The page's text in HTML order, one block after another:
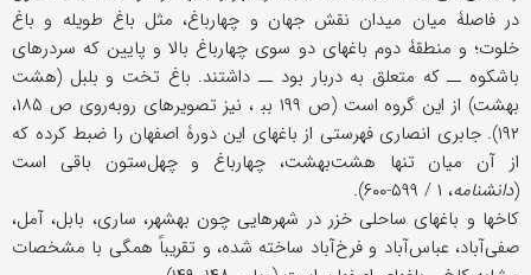
در فاصلۀ میان میدان نقش جهان و چهارباغ، مثل باغ طویله و باغ
خلوت؛ و منطقۀ دوم باغهای دو سوی چهارباغ بالا و پایین که سردرهای
باشکوه ــ که متعلق به دربار بود ــ داشتند. باغ تخت و بلبل (هشت
بهشت) از این گروه است (ص ۱۹۹ ﺑﺒ ، نیز تصویرهای روبه‌روی ص ۱۸۵،
۱۹۲). جابری انصاری فهرستی از باغهای این دورۀ اصفهان را ضبط کرده که
از آن میان تنها هشت‌بهشت، چهارباغ و چهل‌ستون باقی است
(دانشنامه، ۱ / ۵۹۹-۶۰۰).
کاخها و باغهای ساحلی خزر در شهرهایی چون بهشهر، ساری، بابل، آمل،
صفی‌آباد، عباس‌آباد و فرخ‌آباد ساخته شده، و تقریباً همگی با مشخصات